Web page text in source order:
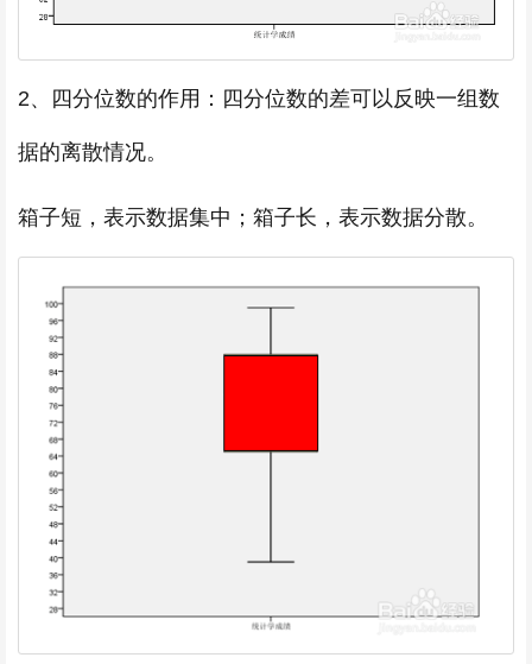
2、四分位数的作用：四分位数的差可以反映一组数
据的离散情况。
箱子短，表示数据集中；箱子长，表示数据分散。